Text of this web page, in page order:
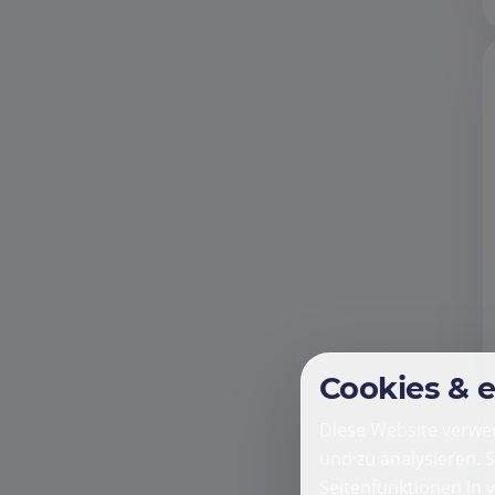
Cookies &
Diese Website
und zu analysieren.
Seitenfunktionen